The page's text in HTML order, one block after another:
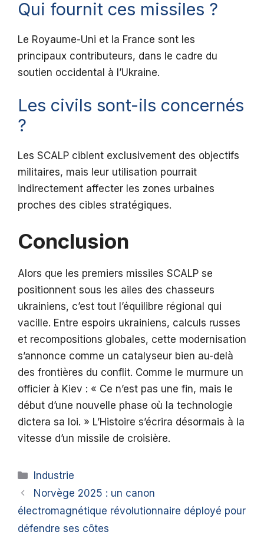
Qui fournit ces missiles ?
Le Royaume-Uni et la France sont les
principaux contributeurs, dans le cadre du
soutien occidental à l’Ukraine.
Les civils sont-ils concernés
?
Les SCALP ciblent exclusivement des objectifs
militaires, mais leur utilisation pourrait
indirectement affecter les zones urbaines
proches des cibles stratégiques.
Conclusion
Alors que les premiers missiles SCALP se
positionnent sous les ailes des chasseurs
ukrainiens, c’est tout l’équilibre régional qui
vacille. Entre espoirs ukrainiens, calculs russes
et recompositions globales, cette modernisation
s’annonce comme un catalyseur bien au-delà
des frontières du conflit. Comme le murmure un
officier à Kiev : « Ce n’est pas une fin, mais le
début d’une nouvelle phase où la technologie
dictera sa loi. » L’Histoire s’écrira désormais à la
vitesse d’un missile de croisière.
Catégories
Industrie
Norvège 2025 : un canon
électromagnétique révolutionnaire déployé pour
défendre ses côtes